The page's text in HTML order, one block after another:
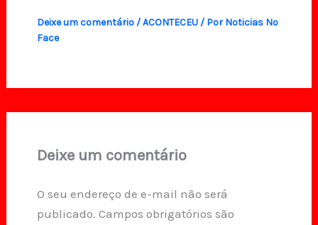
Deixe um comentário /ACONTECEU/ Por Noticias No
Face
Deixe um comentário
O seu endereço de e-mail não será
publicado. Campos obrigatórios são